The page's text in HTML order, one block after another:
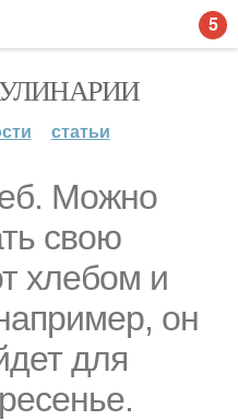
статьи
Можно
свою
хлебом и
он
для
5